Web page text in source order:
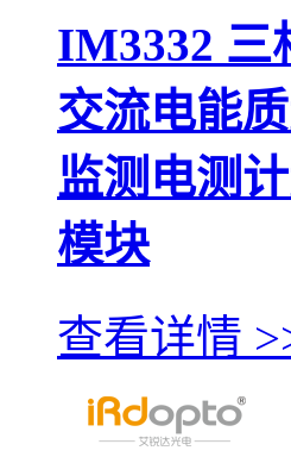
IM3332 三
交流电能
监测电测
模块
查看详情